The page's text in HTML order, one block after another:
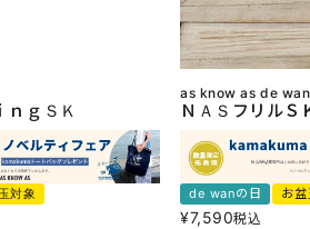
ｎｇＳＫ
対象
as know as de wan
ＮＡＳフリルＳ
de wanの日 お盆
¥7,590税込